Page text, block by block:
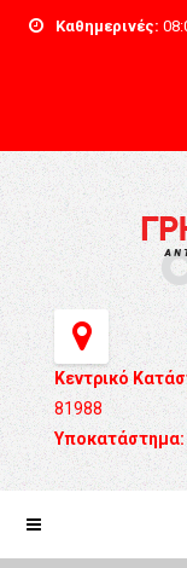
Καθημερινές:
Κεντρικό
81988
Υποκατάστημα: